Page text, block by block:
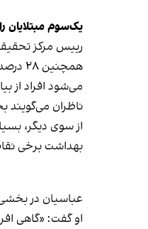
یک‌سوم مبتلایان
رییس مرکز تحقیقات ایدز
می‌شود افراد از
ناظران می‌گویند
از سوی دیگر،
بهداشت برخی
عباسیان در بخشی
او گفت: «گاهی